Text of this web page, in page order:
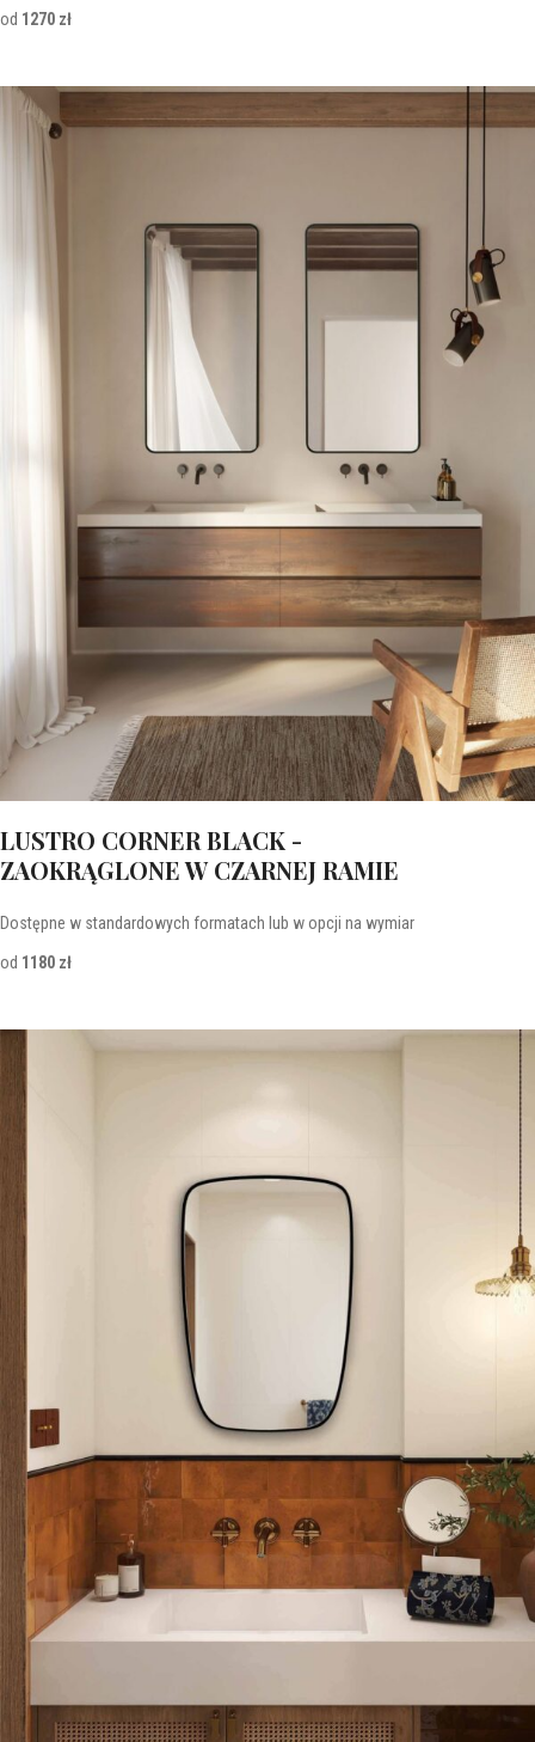
od 1270 zł
LUSTRO CORNER BLACK -
ZAOKRĄGLONE W CZARNEJ RAMIE
Dostępne w standardowych formatach lub w opcji na wymiar
od 1180 zł